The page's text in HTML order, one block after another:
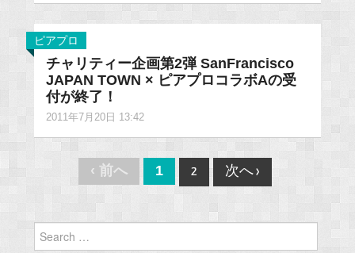
ピアプロ
チャリティー企画第2弾 SanFrancisco
JAPAN TOWN × ピアプロコラボAの受
付が終了！
2011年7月20日 13:42
‹ 前へ 1 2 次へ ›
Search
for: